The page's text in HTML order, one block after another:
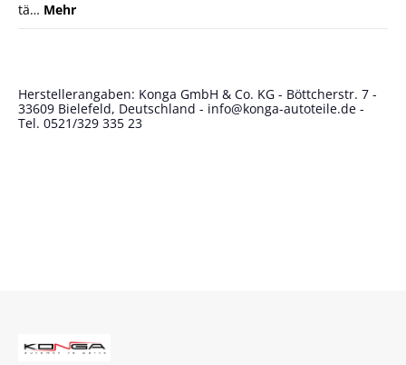
tä… Mehr
Herstellerangaben: Konga GmbH & Co. KG - Böttcherstr. 7 -
33609 Bielefeld, Deutschland - info@konga-autoteile.de -
Tel. 0521/329 335 23